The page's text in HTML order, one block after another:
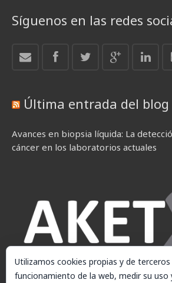
Síguenos en las redes
Última entrada del blog
Avances en biopsia líquida: La
cáncer en los laboratorios actuales
Utilizamos cookies propias y de
funcionamiento de la web, medir su